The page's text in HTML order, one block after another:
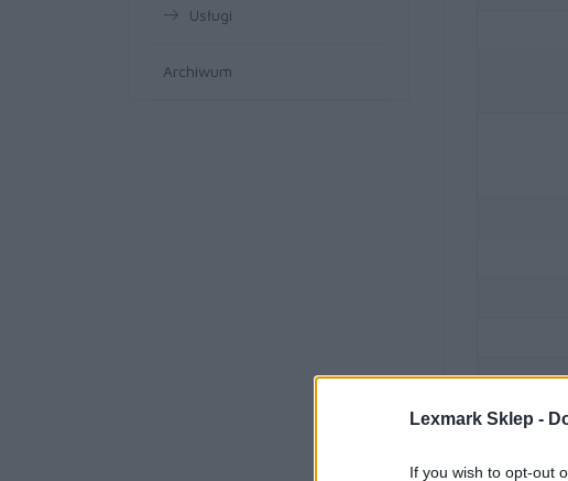
Lexmark Sklep -
If you wish to opt-out
Usługi
Archiwum